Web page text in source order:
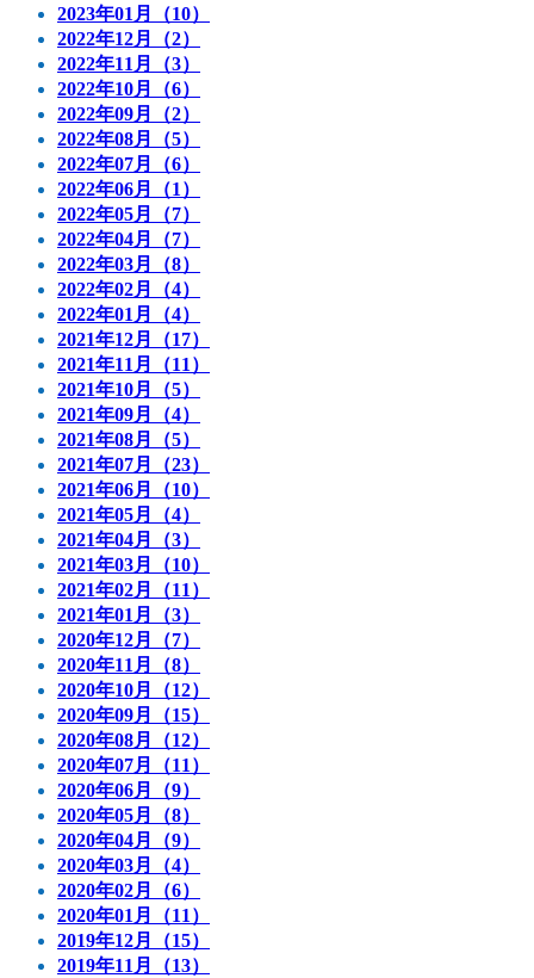
2023年01月（10）
2022年12月（2）
2022年11月（3）
2022年10月（6）
2022年09月（2）
2022年08月（5）
2022年07月（6）
2022年06月（1）
2022年05月（7）
2022年04月（7）
2022年03月（8）
2022年02月（4）
2022年01月（4）
2021年12月（17）
2021年11月（11）
2021年10月（5）
2021年09月（4）
2021年08月（5）
2021年07月（23）
2021年06月（10）
2021年05月（4）
2021年04月（3）
2021年03月（10）
2021年02月（11）
2021年01月（3）
2020年12月（7）
2020年11月（8）
2020年10月（12）
2020年09月（15）
2020年08月（12）
2020年07月（11）
2020年06月（9）
2020年05月（8）
2020年04月（9）
2020年03月（4）
2020年02月（6）
2020年01月（11）
2019年12月（15）
2019年11月（13）